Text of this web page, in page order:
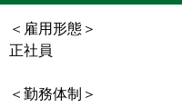
＜雇用形態＞
正社員
＜勤務体制＞